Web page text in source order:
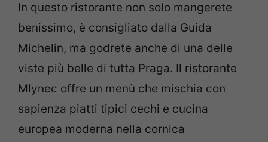
In questo ristorante non solo mangerete
benissimo, è consigliato dalla Guida
Michelin, ma godrete anche di una delle
viste più belle di tutta Praga. Il ristorante
Mlynec offre un menù che mischia con
sapienza piatti tipici cechi e cucina
europea moderna nella cornica